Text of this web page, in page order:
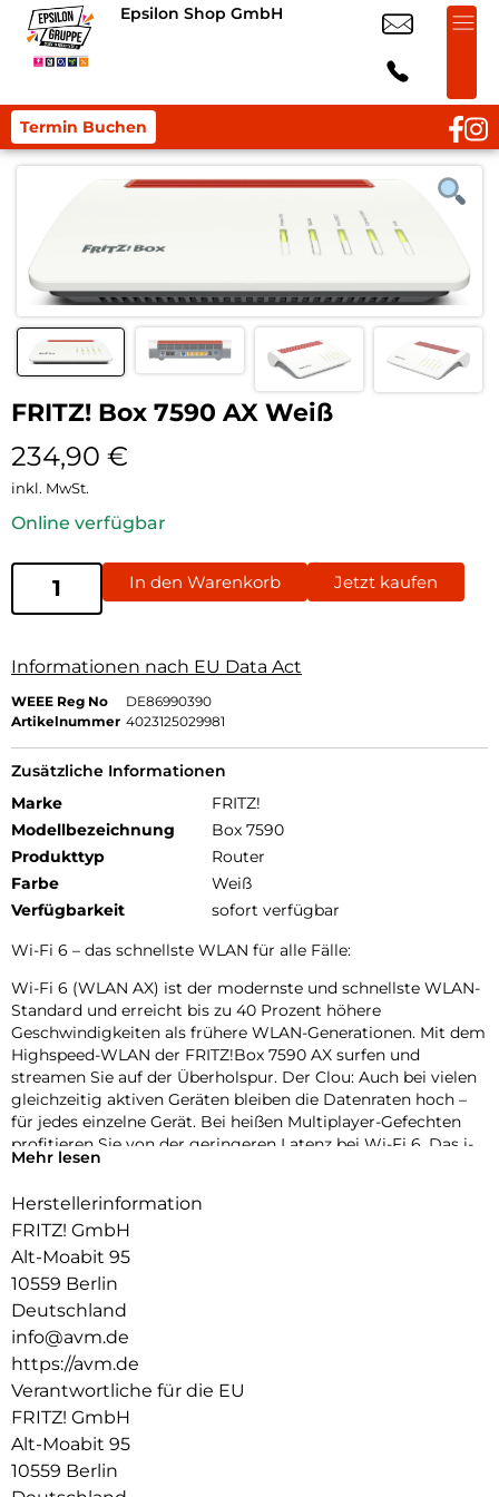
Epsilon Shop GmbH
Termin Buchen
FRITZ! Box 7590 AX Weiß
234,90 €
inkl. MwSt.
Online verfügbar
In den Warenkorb Jetzt kaufen
Informationen nach EU Data Act
WEEE Reg No
DE86990390
Artikelnummer 4023125029981
Zusätzliche Informationen
Marke
FRITZ!
Modellbezeichnung
Box 7590
Produkttyp
Router
Farbe
Weiß
Verfügbarkeit
sofort verfügbar
Wi-Fi 6 – das schnellste WLAN für alle Fälle:
Wi-Fi 6 (WLAN AX) ist der modernste und schnellste WLAN-
Standard und erreicht bis zu 40 Prozent höhere
Geschwindigkeiten als frühere WLAN-Generationen. Mit dem
Highspeed-WLAN der FRITZ!Box 7590 AX surfen und
streamen Sie auf der Überholspur. Der Clou: Auch bei vielen
gleichzeitig aktiven Geräten bleiben die Datenraten hoch –
für jedes einzelne Gerät. Bei heißen Multiplayer-Gefechten
profitieren Sie von der geringeren Latenz bei Wi-Fi 6. Das i-
Tüpfelchen sind neue Energiesparfunktionen für eine längere
Natürlich unterstützt die FRITZ!Box 7590 AX bewährte
Standards wie WLAN AC und N für volle Kompatibilität mit
WLAN Mesh mit FRITZ:
Damit Videos, Musik und Fotos im Heimnetz nahtlos bis in
den letzten Winkel jedes Zimmers gelangen, setzt die
FRITZ!Box 7590 AX auf WLAN Mesh. Die verteilten FRITZ!-
Geräte arbeiten in einem einzigen Netz, tauschen sich
untereinander aus und optimieren die Leistung aller WLAN-
Mehr lesen
Herstellerinformation
FRITZ! GmbH
Alt-Moabit 95
10559 Berlin
Deutschland
info@avm.de
https://avm.de
Verantwortliche für die EU
FRITZ! GmbH
Alt-Moabit 95
10559 Berlin